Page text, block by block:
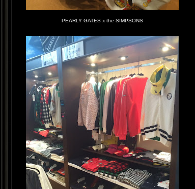
PEARLY GATES x the SIMPSONS